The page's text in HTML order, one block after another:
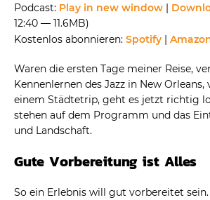
Podcast: Play in new window |
12:40 — 11.6MB)
Kostenlos abonnieren: Spotify |
Waren die ersten Tage meiner Reise,
Kennenlernen des Jazz in New
einem Städtetrip, geht es jetzt richtig
stehen auf dem Programm und das
und Landschaft.
Gute Vorbereitung ist Alles
So ein Erlebnis will gut vorbereitet